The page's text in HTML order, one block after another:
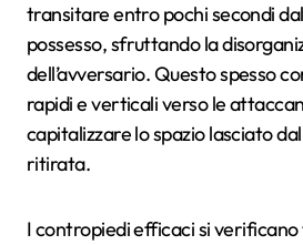
transitare entro pochi secondi
possesso, sfruttando la
dell’avversario. Questo spesso
rapidi e verticali verso le
capitalizzare lo spazio lasciato
ritirata.
I contropiedi efficaci si